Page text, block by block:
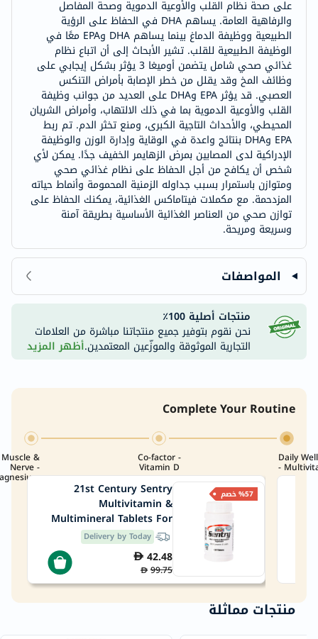
على صحة نظام القلب والأوعية الدموية وصحة المفاصل
والرفاهية العامة. يساهم DHA في الحفاظ على الرؤية
الطبيعية ووظيفة الدماغ بينما يساهم DHA وEPA معًا في
الوظيفة الطبيعية للقلب. تشير الأبحاث إلى أن اتباع نظام
غذائي صحي شامل يتضمن أوميغا 3 يؤثر بشكل إيجابي على
وظائف المخ وقد يقلل من خطر الإصابة بأمراض التنكس
العصبي. قد يؤثر EPA وDHA على العديد من جوانب وظيفة
القلب والأوعية الدموية بما في ذلك الالتهاب، وأمراض الشريان
المحيطي، والأحداث التاجية الكبرى، ومنع تخثر الدم. تم ربط
EPA وDHA بنتائج واعدة في الوقاية وإدارة الوزن والوظيفة
الإدراكية لدى المصابين بمرض الزهايمر الخفيف جدًا. يمكن لأي
شخص أن يكافح من أجل الحفاظ على نظام غذائي صحي
ومتوازن باستمرار بسبب جداوله الزمنية المحمومة وأنماط حياته
المزدحمة. مع مكملات فيتاماكس الغذائية، يمكنك الحفاظ على
توازن صحي من العناصر الغذائية الأساسية بطريقة آمنة
وسريعة ومريحة.
المواصفات
منتجات أصلية 100٪
نحن نقوم بتوفير جميع منتجاتنا مباشرة من العلامات
التجارية الموثوقة والموزّعين المعتمدين.أظهر المزيد
Complete Your Routine
Daily
-
Co-factor -
Vitamin D
Muscle &
Nerve -
%57 خصم 21st Century Sentry
Multivitamin &
Multimineral Tablets For
Overall Wellness, Pack of
130's
Delivery by Today
42.48
99.75
منتجات مماثلة